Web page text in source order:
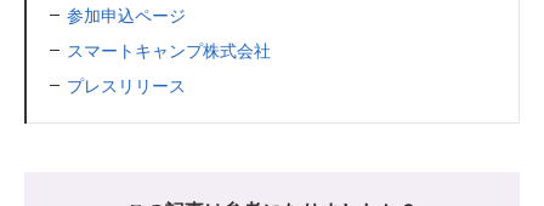
参加申込ページ
スマートキャンプ株式会社
プレスリリース